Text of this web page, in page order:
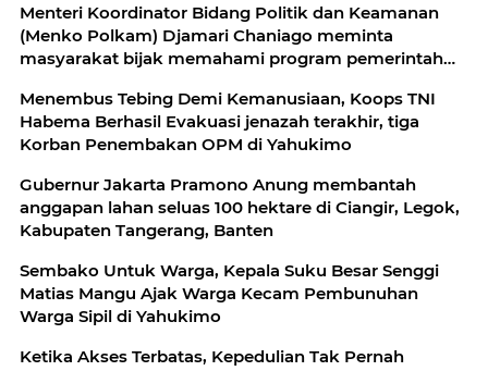
Menteri Koordinator Bidang Politik dan Keamanan
(Menko Polkam) Djamari Chaniago meminta
masyarakat bijak memahami program pemerintah
Menembus Tebing Demi Kemanusiaan, Koops TNI
Habema Berhasil Evakuasi jenazah terakhir, tiga
Korban Penembakan OPM di Yahukimo
Gubernur Jakarta Pramono Anung membantah
anggapan lahan seluas 100 hektare di Ciangir, Legok,
Kabupaten Tangerang, Banten
Sembako Untuk Warga, Kepala Suku Besar Senggi
Matias Mangu Ajak Warga Kecam Pembunuhan
Warga Sipil di Yahukimo
Ketika Akses Terbatas, Kepedulian Tak Pernah